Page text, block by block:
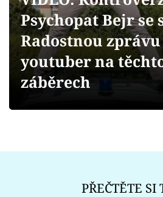
Videa
Sledujte prima+
Psychopat Bejr se
Radostnou
youtuber na
záběrech
PŘEČTĚTE SI